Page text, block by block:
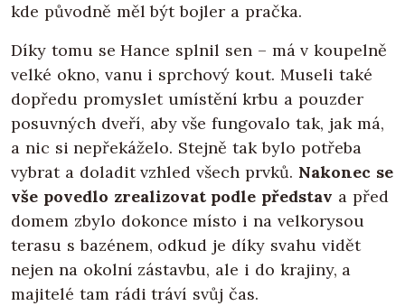
kde původně měl být bojler a pračka.
Díky tomu se Hance splnil sen – má v koupelně
velké okno, vanu i sprchový kout. Museli také
dopředu promyslet umístění krbu a pouzder
posuvných dveří, aby vše fungovalo tak, jak má,
a nic si nepřekáželo. Stejně tak bylo potřeba
vybrat a doladit vzhled všech prvků. Nakonec se
vše povedlo zrealizovat podle představ a před
domem zbylo dokonce místo i na velkorysou
terasu s bazénem, odkud je díky svahu vidět
nejen na okolní zástavbu, ale i do krajiny, a
majitelé tam rádi tráví svůj čas.